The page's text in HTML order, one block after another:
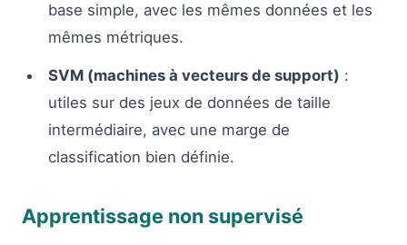
base simple, avec les mêmes données et les
mêmes métriques.
SVM (machines à vecteurs de support) :
utiles sur des jeux de données de taille
intermédiaire, avec une marge de
classification bien définie.
Apprentissage non supervisé